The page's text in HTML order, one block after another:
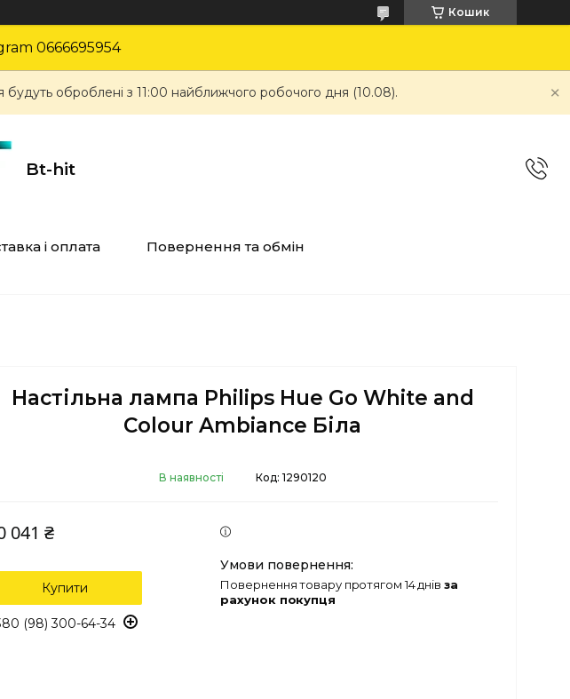
Кошик
0666695954
оброблені з 11:00 найближчого робочого дня (10.08).
Bt-hit
і оплата Повернення та обмін
Настільна лампа Philips Hue Go White and
Colour Ambiance Біла
В наявності Код: 1290120
041 ₴
Купити
(98) 300-64-34
повернення товару протягом 14 днів за
рахунок покупця